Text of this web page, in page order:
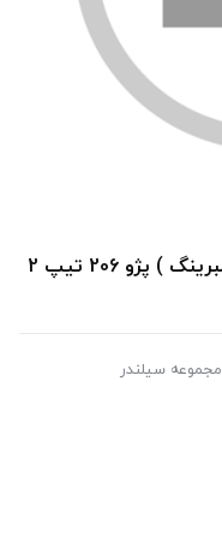
انگشتی سوپاپ ( اسپک سوپاپ، با بلبرینگ ) پژو 206 تیپ 2
مجموعه سیلندر